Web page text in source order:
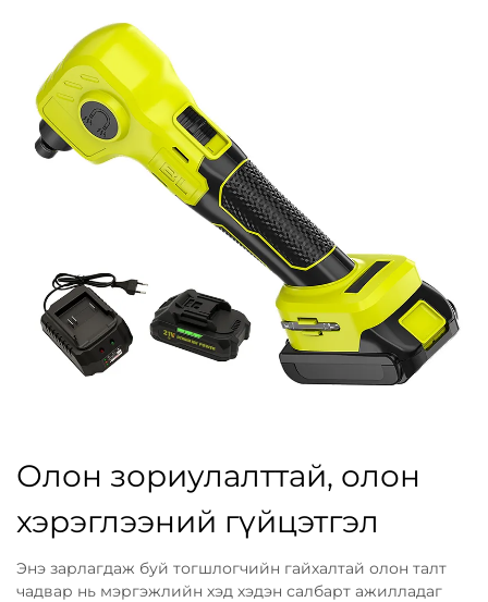
Олон зориулалттай, олон
хэрэглээний гүйцэтгэл
Энэ зарлагдаж буй тогшлогчийн гайхалтай олон талт
чадвар нь мэргэжлийн хэд хэдэн салбарт ажилладаг